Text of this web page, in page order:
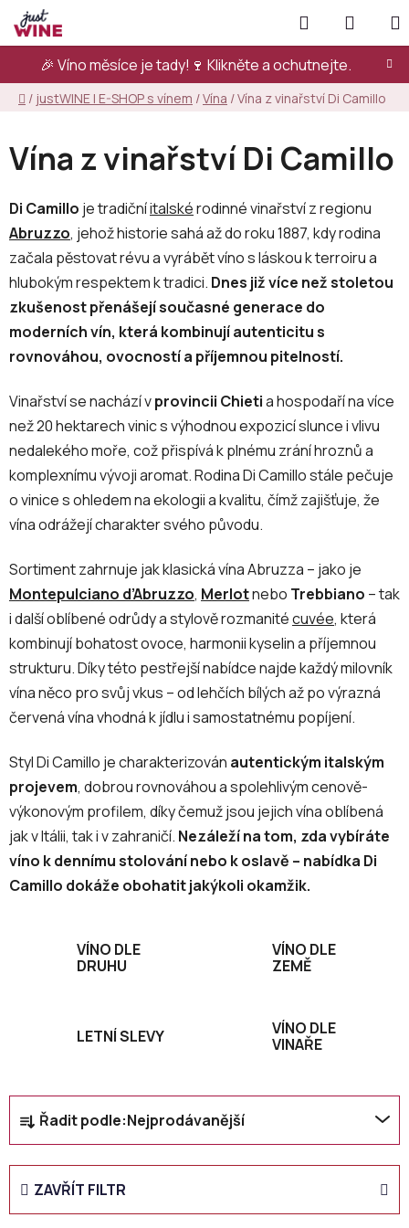
Přejít
na
obsah
🎉 Víno měsíce je tady!🍷 Klikněte a ochutnejte.
Hledat
KOŠÍK
Domů
/ justWINE | E-SHOP s vínem /Vína /Vína z vinařství Di Camillo
Vína z vinařství Di Camillo
Di Camillo je tradičníitalskérodinné vinařství z regionu
Abruzzo, jehož historie sahá až do roku 1887, kdy rodina
začala pěstovat révu a vyrábět víno s láskou k terroiru a
hlubokým respektem k tradici. Dnes již více než stoletou
zkušenost přenášejí současné generace do
moderních vín, která kombinují autenticitu s
rovnováhou, ovocností a příjemnou pitelností.
Vinařství se nachází vprovincii Chietia hospodaří na více
než 20 hektarech vinic s výhodnou expozicí slunce i vlivu
nedalekého moře, což přispívá k plnému zrání hroznů a
komplexnímu vývoji aromat. Rodina Di Camillo stále pečuje
o vinice s ohledem na ekologii a kvalitu, čímž zajišťuje, že
vína odrážejí charakter svého původu.
Sortiment zahrnuje jak klasická vína Abruzza – jako je
Montepulciano d’Abruzzo, Merlotnebo Trebbiano – tak
i další oblíbené odrůdy a stylově rozmanitécuvée, která
kombinují bohatost ovoce, harmonii kyselin a příjemnou
strukturu. Díky této pestřejší nabídce najde každý milovník
vína něco pro svůj vkus – od lehčích bílých až po výrazná
červená vína vhodná k jídlu i samostatnému popíjení.
Styl Di Camillo je charakterizován autentickým italským
projevem, dobrou rovnováhou a spolehlivým cenově-
výkonovým profilem, díky čemuž jsou jejich vína oblíbená
jak v Itálii, tak i v zahraničí. Nezáleží na tom, zda vybíráte
víno k dennímu stolování nebo k oslavě – nabídka Di
Camillo dokáže obohatit jakýkoli okamžik.
VÍNO DLE
DRUHU
VÍNO DLE
ZEMĚ
LETNÍ SLEVY
VÍNO DLE
VINAŘE
Ř
a
z
n
Řadit podle:Nejprodávanější
ZAVŘÍT FILTR